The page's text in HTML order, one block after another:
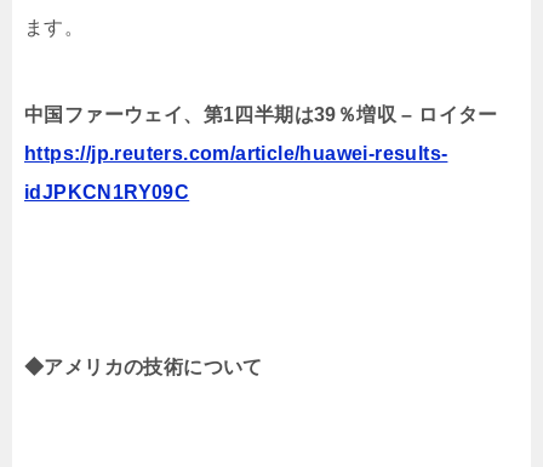
ます。
中国ファーウェイ、第1四半期は39％増収 – ロイター
https://jp.reuters.com/article/huawei-results-
idJPKCN1RY09C
◆アメリカの技術について